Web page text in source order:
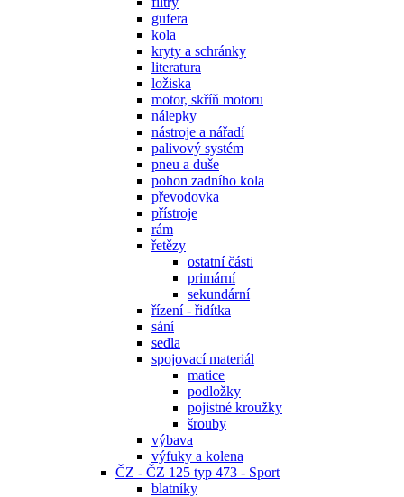
gufera
kola
kryty a schránky
literatura
ložiska
motor, skříň motoru
nálepky
nástroje a nářadí
palivový systém
pneu a duše
pohon zadního kola
převodovka
přístroje
rám
řetězy
ostatní části
primární
sekundární
řízení - řidítka
sání
sedla
spojovací materiál
matice
podložky
pojistné kroužky
šrouby
výbava
výfuky a kolena
ČZ - ČZ 125 typ 473 - Sport
blatníky